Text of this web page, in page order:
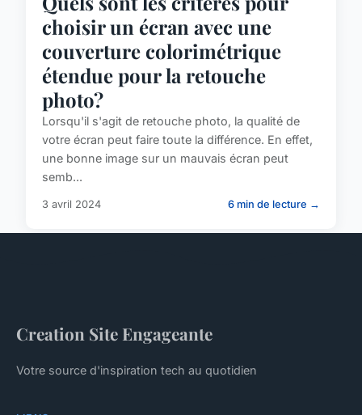
choisir un écran avec une
couverture colorimétrique
étendue pour la retouche
photo?
Lorsqu'il s'agit de retouche photo, la qualité de
votre écran peut faire toute la différence. En effet,
une bonne image sur un mauvais écran peut
semb...
3 avril 2024 6 min de lecture →
Creation Site Engageante
Votre source d'inspiration tech au quotidien